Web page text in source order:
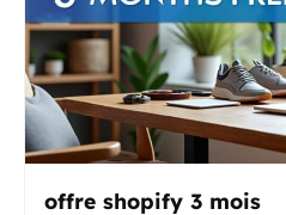
offre shopify 3 mois